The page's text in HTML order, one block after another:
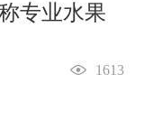
专业水果
1613